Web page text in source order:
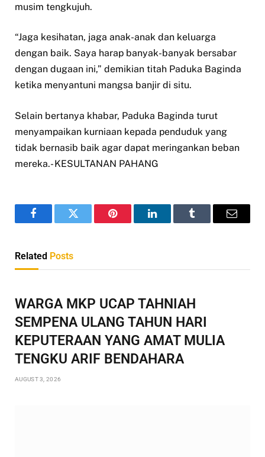
musim tengkujuh.
“Jaga kesihatan, jaga anak-anak dan keluarga
dengan baik. Saya harap banyak-banyak bersabar
dengan dugaan ini,” demikian titah Paduka Baginda
ketika menyantuni mangsa banjir di situ.
Selain bertanya khabar, Paduka Baginda turut
menyampaikan kurniaan kepada penduduk yang
tidak bernasib baik agar dapat meringankan beban
mereka.- KESULTANAN PAHANG
FacebookTwitter Pinterest LinkedInTumblr Email
Related Posts
WARGA MKP UCAP TAHNIAH
SEMPENA ULANG TAHUN HARI
KEPUTERAAN YANG AMAT MULIA
TENGKU ARIF BENDAHARA
AUGUST 3, 2026